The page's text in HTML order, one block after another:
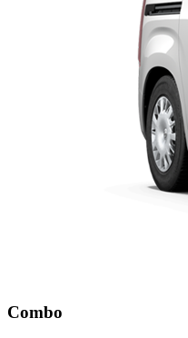
Combo